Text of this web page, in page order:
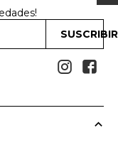
 